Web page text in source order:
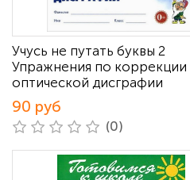
Учусь не путать буквы 2
Упражнения по коррекции
оптической дисграфии
90 руб
(0)